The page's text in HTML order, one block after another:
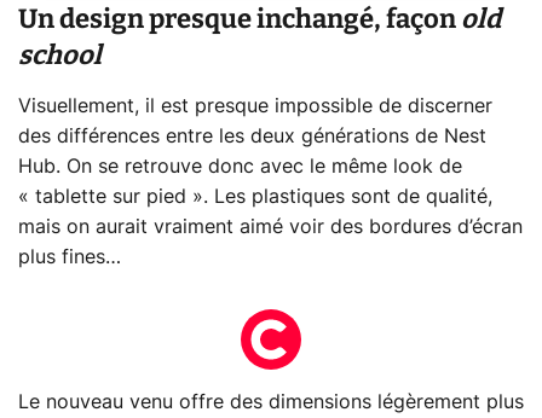
Un design presque inchangé, façonold
school
Visuellement, il est presque impossible de discerner
des différences entre les deux générations de Nest
Hub. On se retrouve donc avec le même look de
« tablette sur pied ». Les plastiques sont de qualité,
mais on aurait vraiment aimé voir des bordures d’écran
plus fines…
Le nouveau venu offre des dimensions légèrement plus